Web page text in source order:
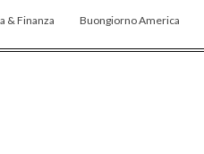
& Finanza Buongiorno America